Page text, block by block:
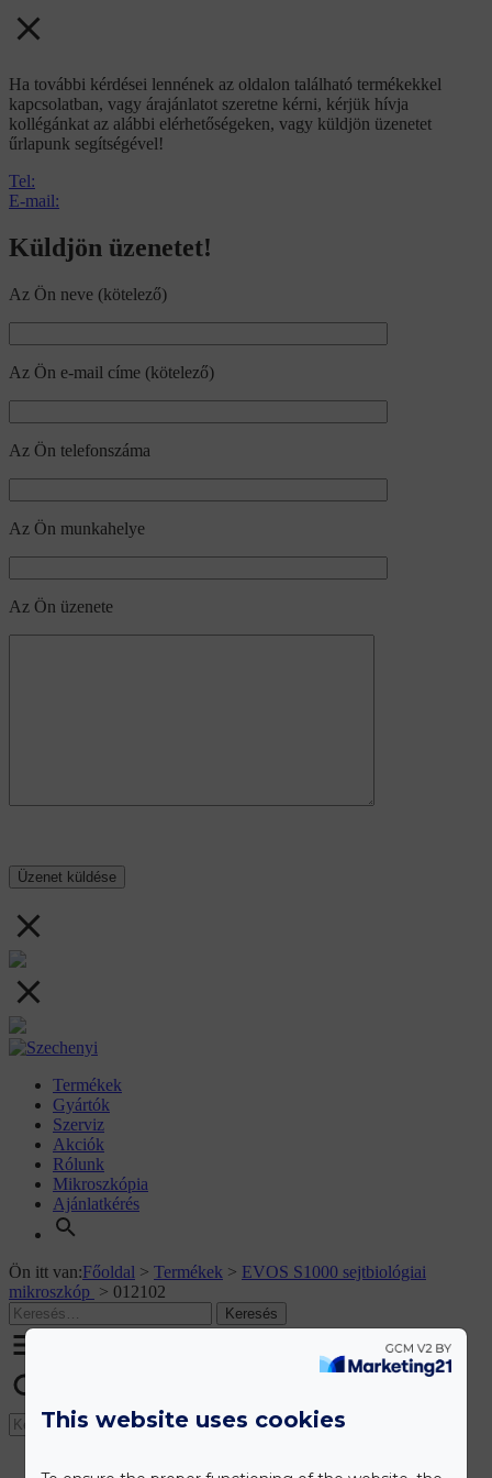
Ha további kérdései lennének az oldalon található termékekkel
kapcsolatban, vagy árajánlatot szeretne kérni, kérjük hívja
kollégánkat az alábbi elérhetőségeken, vagy küldjön üzenetet
űrlapunk segítségével!
Tel:
E-mail:
Küldjön üzenetet!
Az Ön neve (kötelező)
Az Ön e-mail címe (kötelező)
Az Ön telefonszáma
Az Ön munkahelye
Az Ön üzenete
Termékek
Gyártók
Szerviz
Akciók
Rólunk
Mikroszkópia
Ajánlatkérés
Ön itt van:Főoldal > Termékek > EVOS S1000 sejtbiológiai
mikroszkóp > 012102
This website uses cookies